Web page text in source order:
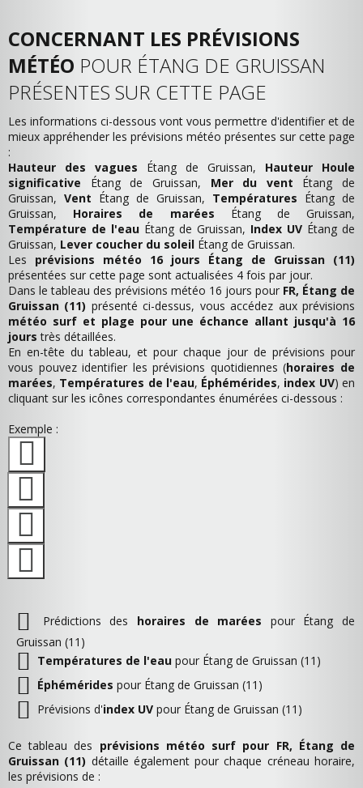
CONCERNANT LES PRÉVISIONS
MÉTÉO POUR ÉTANG DE GRUISSAN
PRÉSENTES SUR CETTE PAGE
Les informations ci-dessous vont vous permettre d'identifier et de
mieux appréhender les prévisions météo présentes sur cette page
:
Hauteur des vagues Étang de Gruissan, Hauteur Houle
significative Étang de Gruissan, Mer du vent Étang de
Gruissan, Vent Étang de Gruissan, Températures Étang de
Gruissan, Horaires de marées Étang de Gruissan,
Température de l'eau Étang de Gruissan, Index UV Étang de
Gruissan, Lever coucher du soleil Étang de Gruissan.
Les prévisions météo 16 jours Étang de Gruissan (11)
présentées sur cette page sont actualisées 4 fois par jour.
Dans le tableau des prévisions météo 16 jours pour FR, Étang de
Gruissan (11) présenté ci-dessus, vous accédez aux prévisions
météo surf et plage pour une échance allant jusqu'à 16
jours très détaillées.
En en-tête du tableau, et pour chaque jour de prévisions pour
vous pouvez identifier les prévisions quotidiennes (horaires de
marées, Températures de l'eau, Éphémérides, index UV) en
cliquant sur les icônes correspondantes énumérées ci-dessous :
Exemple :
Prédictions des horaires de marées pour Étang de
Gruissan (11)
Températures de l'eau pour Étang de Gruissan (11)
Éphémérides pour Étang de Gruissan (11)
Prévisions d'index UV pour Étang de Gruissan (11)
Ce tableau des prévisions météo surf pour FR, Étang de
Gruissan (11) détaille également pour chaque créneau horaire,
les prévisions de :